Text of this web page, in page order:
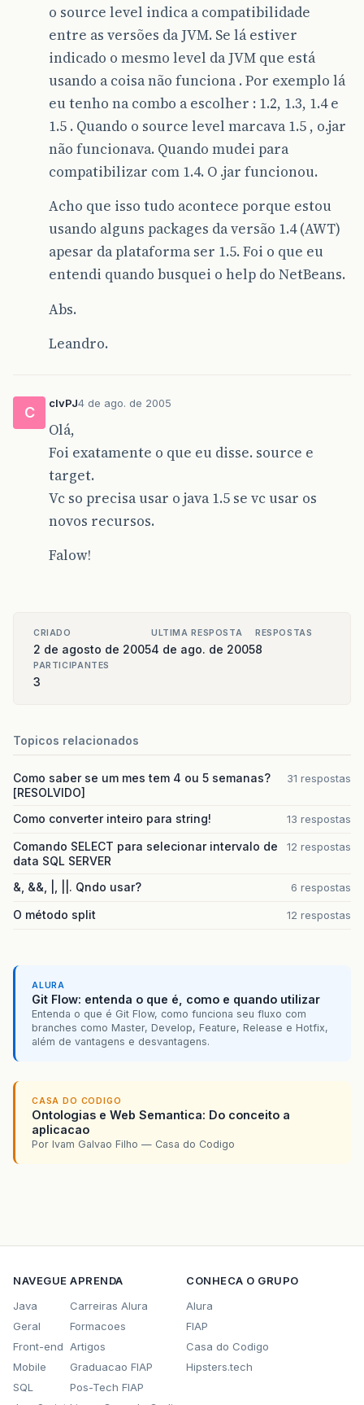
o source level indica a compatibilidade
entre as versões da JVM. Se lá estiver
indicado o mesmo level da JVM que está
usando a coisa não funciona . Por exemplo lá
eu tenho na combo a escolher : 1.2, 1.3, 1.4 e
1.5 . Quando o source level marcava 1.5 , o.jar
não funcionava. Quando mudei para
compatibilizar com 1.4. O .jar funcionou.
Acho que isso tudo acontece porque estou
usando alguns packages da versão 1.4 (AWT)
apesar da plataforma ser 1.5. Foi o que eu
entendi quando busquei o help do NetBeans.
Abs.
Leandro.
C
clvPJ4 de ago. de 2005
Olá,
Foi exatamente o que eu disse. source e
target.
Vc so precisa usar o java 1.5 se vc usar os
novos recursos.
Falow!
CRIADO
2 de agosto de 2005
ULTIMA RESPOSTA
4 de ago. de 2005
RESPOSTAS
8
PARTICIPANTES
3
Topicos relacionados
Como saber se um mes tem 4 ou 5 semanas?
[RESOLVIDO]
31 respostas
Como converter inteiro para string! 13 respostas
Comando SELECT para selecionar intervalo de
data SQL SERVER
12 respostas
&, &&, |, ||. Qndo usar? 6 respostas
O método split 12 respostas
ALURA
Git Flow: entenda o que é, como e quando utilizar
Entenda o que é Git Flow, como funciona seu fluxo com
branches como Master, Develop, Feature, Release e Hotfix,
além de vantagens e desvantagens.
CASA DO CODIGO
Ontologias e Web Semantica: Do conceito a
aplicacao
Por Ivam Galvao Filho — Casa do Codigo
NAVEGUE
Java
Geral
Front-end
Mobile
SQL
APRENDA
Carreiras Alura
Formacoes
Artigos
Graduacao FIAP
Pos-Tech FIAP
CONHECA O GRUPO
Alura
FIAP
Casa do Codigo
Hipsters.tech